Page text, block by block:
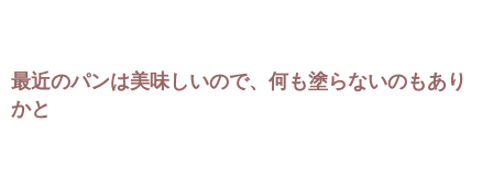
最近のパンは美味しいので、何も塗らないのもあり
かと